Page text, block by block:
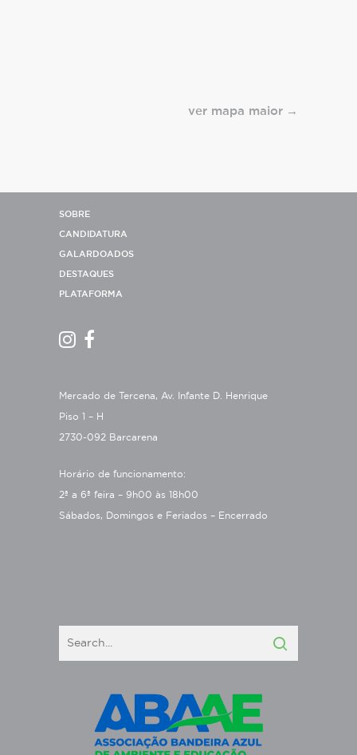
ver mapa maior
SOBRE
CANDIDATURA
GALARDOADOS
DESTAQUES
PLATAFORMA
Mercado de Tercena, Av. Infante D. Henrique
Piso 1 – H
2730-092 Barcarena
Horário de funcionamento:
2ª a 6ª feira – 9h00 às 18h00
Sábados, Domingos e Feriados – Encerrado